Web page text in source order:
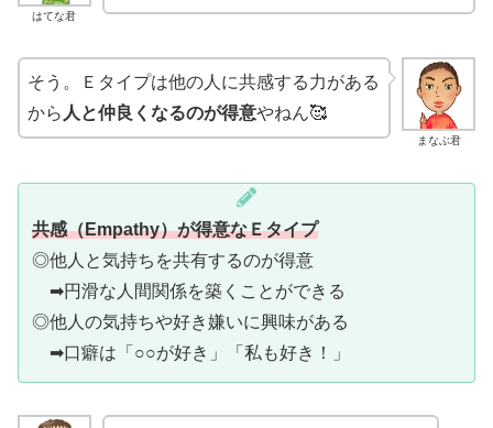
はてな君
まなぶ君
そう。Ｅタイプは他の人に共感する力がある
から 人と仲良くなるのが得意やねん🥰
共感（Empathy）が得意なＥタイプ
◎他人と気持ちを共有するのが得意
➡円滑な人間関係を築くことができる
◎他人の気持ちや好き嫌いに興味がある
➡口癖は「○○が好き」「私も好き！」